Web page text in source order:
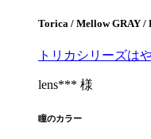
Torica / Mellow GRAY /
トリカシリーズは
lens*** 様
瞳のカラー